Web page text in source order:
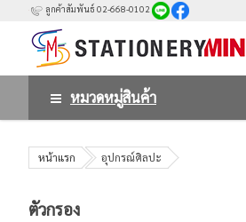
ลูกค้าสัมพันธ์ 02-668-0102
หมวดหมู่สินค้า
หน้าแรก อุปกรณ์ศิลปะ
ตัวกรอง